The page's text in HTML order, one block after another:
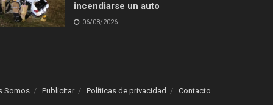
incendiarse un auto
06/08/2026
Somos Publicitar Políticas de privacidad Contacto